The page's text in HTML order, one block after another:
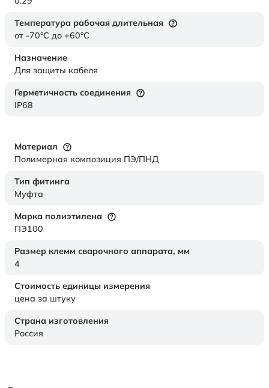
Температура рабочая длительная
от -70°C до +60°C
Назначение
Для защиты кабеля
Герметичность соединения
IP68
Материал
Полимерная композиция ПЭ/ПНД
Тип фитинга
Муфта
Марка полиэтилена
ПЭ100
Размер клемм сварочного аппарата, мм
4
Стоимость единицы измерения
цена за штуку
Страна изготовления
Россия